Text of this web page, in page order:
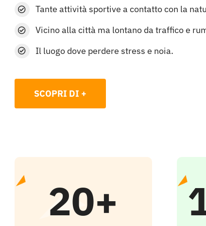
Tante attività sportive a contatto con la
Vicino alla città ma lontano da traffico e
Il luogo dove perdere stress e noia.
SCOPRI DI +
20+